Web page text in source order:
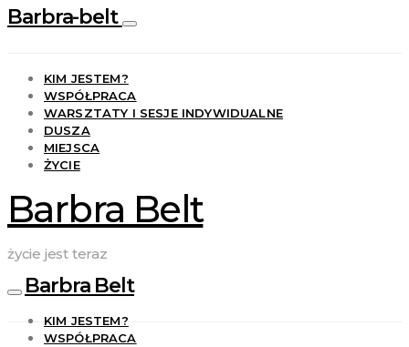
Barbra-belt
KIM JESTEM?
WSPÓŁPRACA
WARSZTATY I SESJE INDYWIDUALNE
DUSZA
MIEJSCA
ŻYCIE
Barbra Belt
życie jest teraz
Barbra Belt
KIM JESTEM?
WSPÓŁPRACA